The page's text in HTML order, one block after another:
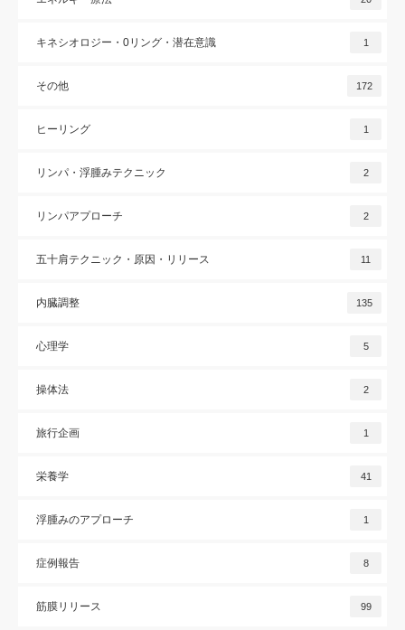
キネシオロジー・0リング・潜在意識 1
その他 172
ヒーリング 1
リンパ・浮腫みテクニック 2
リンパアプローチ 2
五十肩テクニック・原因・リリース 11
内臓調整 135
心理学 5
操体法 2
旅行企画 1
栄養学 41
浮腫みのアプローチ 1
症例報告 8
筋膜リリース 99